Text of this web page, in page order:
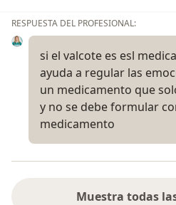
RESPUESTA DEL PROFESIONAL:
si el valcote es esl
ayuda a regular las
un medicamento que
y no se debe formular
medicamento
Muestra todas